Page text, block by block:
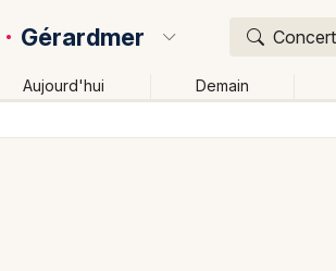
Gérardmer
Aujourd'hui Demain